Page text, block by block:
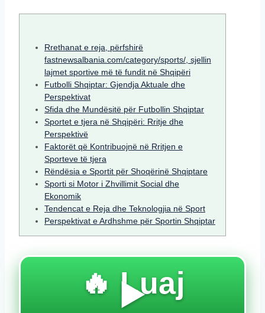
Rrethanat e reja, përfshirë
fastnewsalbania.com/category/sports/, sjellin
lajmet sportive më të fundit në Shqipëri
Futbolli Shqiptar: Gjendja Aktuale dhe
Perspektivat
Sfida dhe Mundësitë për Futbollin Shqiptar
Sportet e tjera në Shqipëri: Rritje dhe
Perspektivë
Faktorët që Kontribuojnë në Rritjen e
Sporteve të tjera
Rëndësia e Sportit për Shoqërinë Shqiptare
Sporti si Motor i Zhvillimit Social dhe
Ekonomik
Tendencat e Reja dhe Teknologjia në Sport
Perspektivat e Ardhshme për Sportin Shqiptar
🔥 Luaj
▶️